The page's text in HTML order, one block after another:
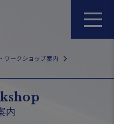
ワークショップ案内
内